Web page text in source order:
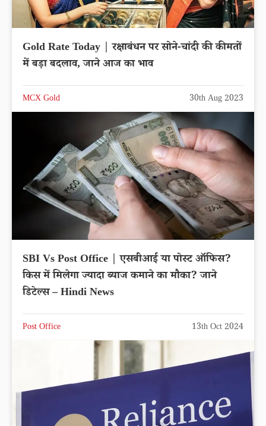
Gold Rate Today | रक्षाबंधन पर सोने-चांदी की कीमतों
में बड़ा बदलाव, जाने आज का भाव
MCX Gold 30th Aug 2023
SBI Vs Post Office | एसबीआई या पोस्ट ऑफिस?
किस में मिलेगा ज्यादा ब्याज कमाने का मौका? जाने
डिटेल्स – Hindi News
Post Office 13th Oct 2024